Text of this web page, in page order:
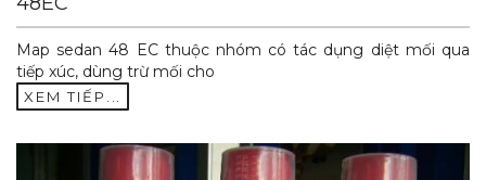
Map sedan 48 EC thuộc nhóm có tác dụng diệt mối qua
tiếp xúc, dùng trừ mối cho
XEM TIẾP...